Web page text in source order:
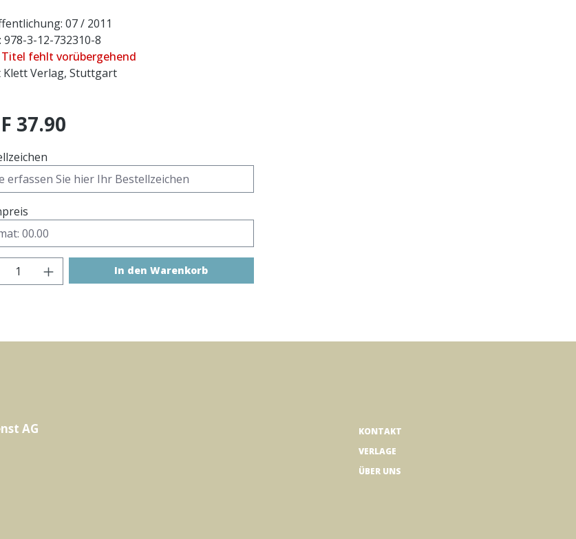
07 / 2011
978-3-12-732310-8
Titel fehlt vorübergehend
Klett Verlag, Stuttgart
37.90
Anzahl: Gib den gewünschten Wert ein oder benutze die
In den Warenkorb
AG
KONTAKT
VERLAGE
ÜBER UNS